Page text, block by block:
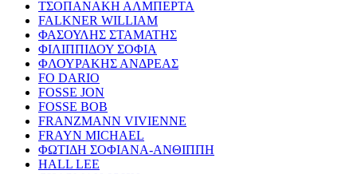
ΤΣΟΠΑΝΑΚΗ ΑΛΜΠΕΡΤΑ
FALKNER WILLIAM
ΦΑΣΟΥΛΗΣ ΣΤΑΜΑΤΗΣ
ΦΙΛΙΠΠΙΔΟΥ ΣΟΦΙΑ
ΦΛΟΥΡΑΚΗΣ ΑΝΔΡΕΑΣ
FO DARIO
FOSSE JON
FOSSE BOB
FRANZMANN VIVIENNE
FRAYN MICHAEL
ΦΩΤΙΔΗ ΣΟΦΙΑΝΑ-ΑΝΘΙΠΠΗ
HALL LEE